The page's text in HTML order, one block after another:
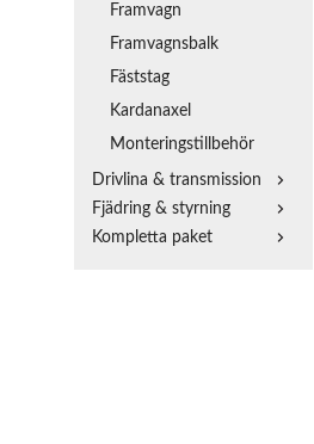
Framvagn
Framvagnsbalk
Fäststag
Kardanaxel
Monteringstillbehör
Drivlina & transmission
Fjädring & styrning
Kompletta paket